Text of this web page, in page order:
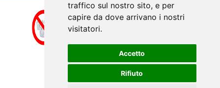
traffico sul nostro sito, e per
capire da dove arrivano i nostri
visitatori.
Accetto
Rifiuto